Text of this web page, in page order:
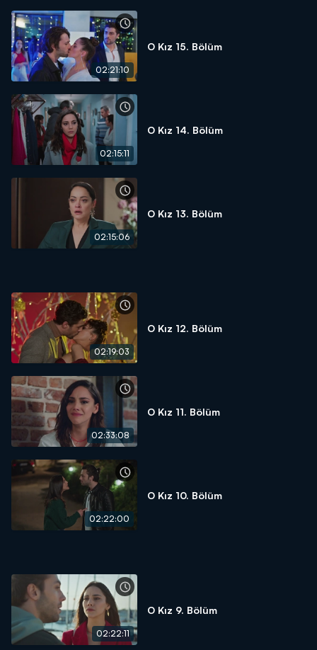
02:21:10
O Kız 15. Bölüm
02:15:11
O Kız 14. Bölüm
02:15:06
O Kız 13. Bölüm
02:19:03
O Kız 12. Bölüm
02:33:08
O Kız 11. Bölüm
02:22:00
O Kız 10. Bölüm
02:22:11
O Kız 9. Bölüm